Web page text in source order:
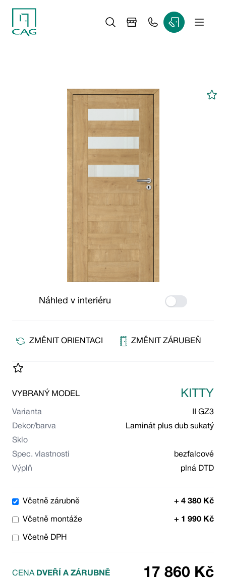
Náhled v interiéru Use setting
ZMĚNIT ORIENTACI ZMĚNIT ZÁRUBEŇ
VYBRANÝ MODEL KITTY
Varianta
II GZ3
Dekor/barva
Laminát plus dub sukatý
Sklo
Spec. vlastnosti
bezfalcové
Výplň
plná DTD
Včetně zárubně + 4 380 Kč
Včetně montáže + 1 990 Kč
Včetně DPH
CENA DVEŘÍ A ZÁRUBNĚ 17 860 Kč